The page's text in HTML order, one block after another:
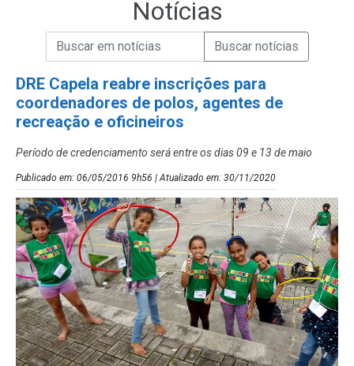
Notícias
Campo de Busca de Notícias
Campo de Busca de informaçõesEnviar a Busca de Notícias
DRE Capela reabre inscrições para
coordenadores de polos, agentes de
recreação e oficineiros
Período de credenciamento será entre os dias 09 e 13 de maio
Publicado em: 06/05/2016 9h56 | Atualizado em: 30/11/2020